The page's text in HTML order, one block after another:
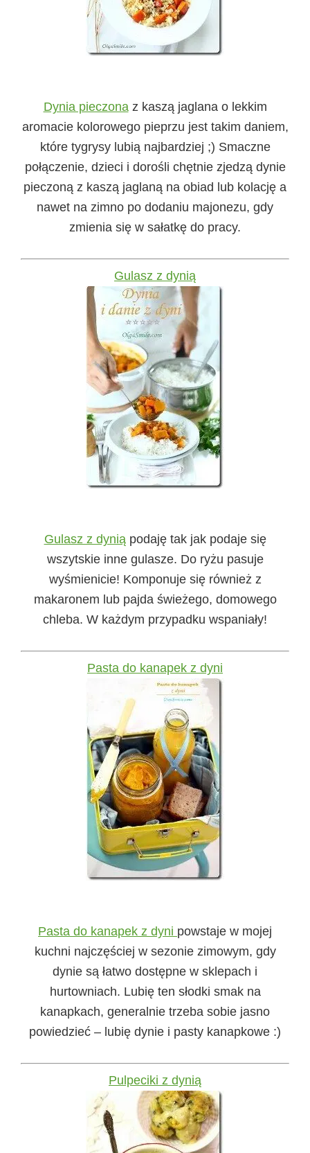
Dynia pieczona z kaszą jaglana o lekkim
aromacie kolorowego pieprzu jest takim daniem,
które tygrysy lubią najbardziej ;) Smaczne
połączenie, dzieci i dorośli chętnie zjedzą dynie
pieczoną z kaszą jaglaną na obiad lub kolację a
nawet na zimno po dodaniu majonezu, gdy
zmienia się w sałatkę do pracy.
Gulasz z dynią
Gulasz z dyniąpodaję tak jak podaje się
wszytskie inne gulasze. Do ryżu pasuje
wyśmienicie! Komponuje się również z
makaronem lub pajda świeżego, domowego
chleba. W każdym przypadku wspaniały!
Pasta do kanapek z dyni
Pasta do kanapek z dyni powstaje w mojej
kuchni najczęściej w sezonie zimowym, gdy
dynie są łatwo dostępne w sklepach i
hurtowniach. Lubię ten słodki smak na
kanapkach, generalnie trzeba sobie jasno
powiedzieć – lubię dynie i pasty kanapkowe :)
Pulpeciki z dynią